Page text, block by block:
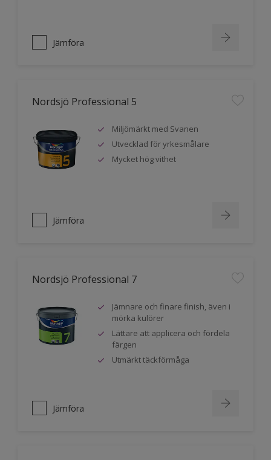
Jämföra
Nordsjö Professional 5
Miljömärkt med Svanen
Utvecklad för yrkesmålare
Mycket hög vithet
Jämföra
Nordsjö Professional 7
Jämnare och finare finish, även i
mörka kulörer
Lättare att applicera och fördela
färgen
Utmärkt täckförmåga
Jämföra